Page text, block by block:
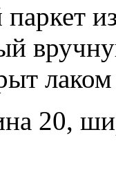
20,